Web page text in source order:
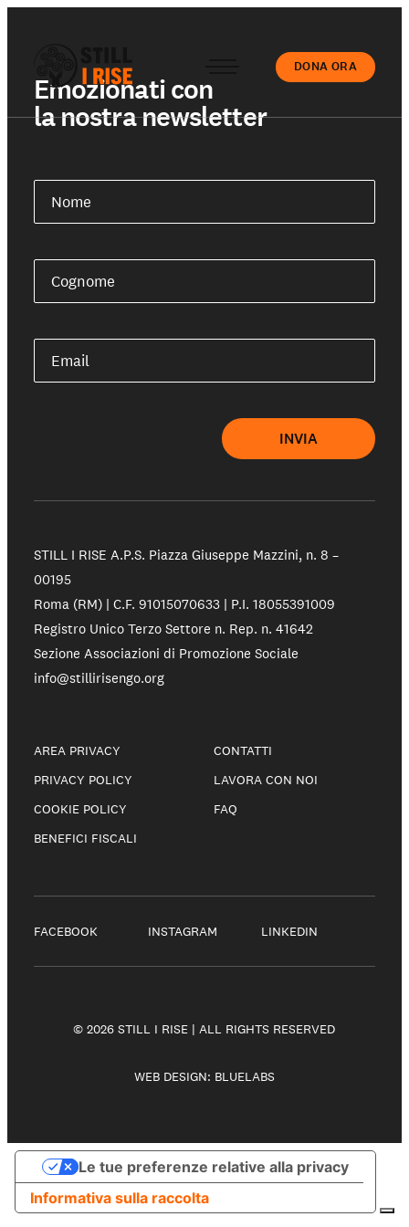
Chi siamo
Il nostro lavoro
Shop solidale
NEWS E STORIE
PRESSROOM
DONA ORA
Emozionati con
la nostra newsletter
Nome
Cognome
Email
INVIA
STILL I RISE A.P.S. Piazza Giuseppe Mazzini, n. 8 –
00195
Roma (RM) | C.F. 91015070633 | P.I. 18055391009
Registro Unico Terzo Settore n. Rep. n. 41642
Sezione Associazioni di Promozione Sociale
info@stillirisengo.org
AREA PRIVACY
PRIVACY POLICY
COOKIE POLICY
BENEFICI FISCALI
CONTATTI
LAVORA CON NOI
FAQ
FACEBOOK INSTAGRAM LINKEDIN
© 2026 STILL I RISE | ALL RIGHTS RESERVED
WEB DESIGN: BLUELABS
Informativa sulla raccolta
Le tue preferenze relative alla privacy